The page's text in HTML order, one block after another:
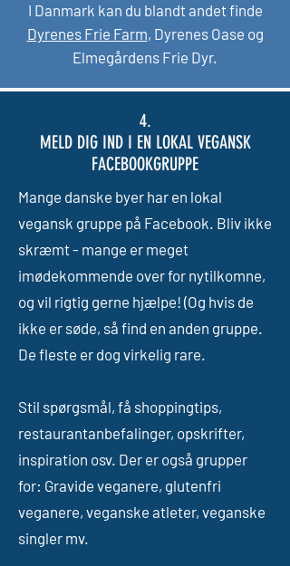
I Danmark kan du blandt andet finde
Dyrenes Frie Farm, Dyrenes Oase og
Elmegårdens Frie Dyr.
4.
MELD DIG IND I EN LOKAL VEGANSK
FACEBOOKGRUPPE
Mange danske byer har en lokal
vegansk gruppe på Facebook. Bliv ikke
skræmt - mange er meget
imødekommende over for nytilkomne,
og vil rigtig gerne hjælpe! (Og hvis de
ikke er søde, så find en anden gruppe.
De fleste er dog virkelig rare.
Stil spørgsmål, få shoppingtips,
restaurantanbefalinger, opskrifter,
inspiration osv. Der er også grupper
for: Gravide veganere, glutenfri
veganere, veganske atleter, veganske
singler mv.